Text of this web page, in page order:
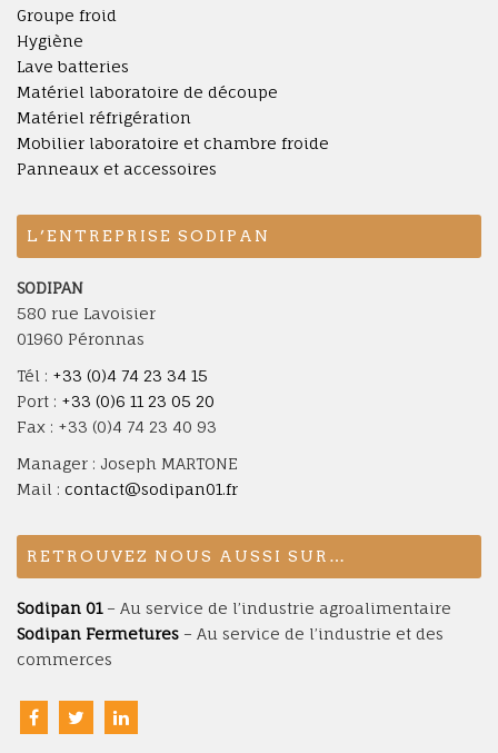
Groupe froid
Hygiène
Lave batteries
Matériel laboratoire de découpe
Matériel réfrigération
Mobilier laboratoire et chambre froide
Panneaux et accessoires
L’ENTREPRISE SODIPAN
SODIPAN
580 rue Lavoisier
01960 Péronnas
Tél : +33 (0)4 74 23 34 15
Port : +33 (0)6 11 23 05 20
Fax : +33 (0)4 74 23 40 93
Manager : Joseph MARTONE
Mail : contact@sodipan01.fr
RETROUVEZ NOUS AUSSI SUR…
Sodipan 01– Au service de l’industrie agroalimentaire
Sodipan Fermetures – Au service de l’industrie et des
commerces